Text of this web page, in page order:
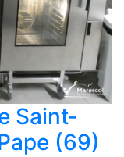
Saint-
(69)